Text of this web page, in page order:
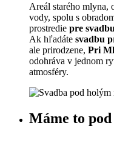
Areál starého mlyna,
vody, spolu s
prostredie pre
Ak hľadáte svadbu
ale prirodzene, Pri
odohráva v jednom
atmosféry.
Máme to